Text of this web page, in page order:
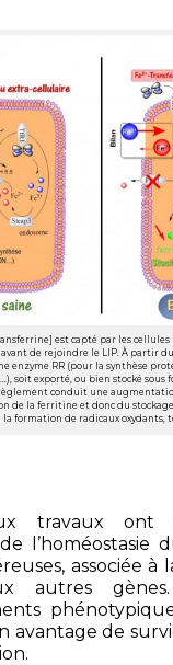
est capté par les
avant de rejoindre le LIP. À partir
RR (pour la synthèse
soit exporté, ou bien stocké sous
conduit une
de la ferritine et donc du
formation de radicaux oxydants,
travaux ont
l’homéostasie
associée à
autres
avantage de